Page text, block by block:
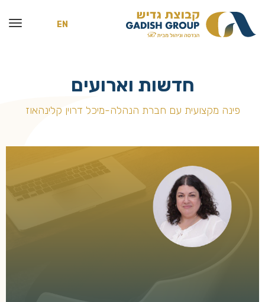
EN
חדשות וארועים
פינה מקצועית עם חברת הנהלה-מיכל דרוין קלינהאוז